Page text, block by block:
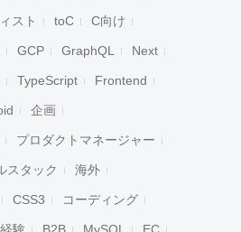
スト toC C向け
GCP GraphQL Next
TypeScript Frontend
企画
プロダクトマネージャー
スタック 海外
CSS3 コーディング